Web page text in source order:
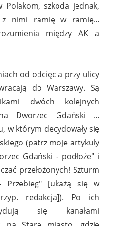
Polakom, szkoda jednak,
nimi ramię w ramię...
między AK a
od odcięcia przy ulicy
do Warszawy. Są
dwóch kolejnych
Dworzec Gdański ...
w którym decydowały się
(patrz moje artykuły
Gdański - podłoże" i
przełożonych! Szturm
Przebieg" [ukażą się w
redakcja]). Po ich
się kanałami